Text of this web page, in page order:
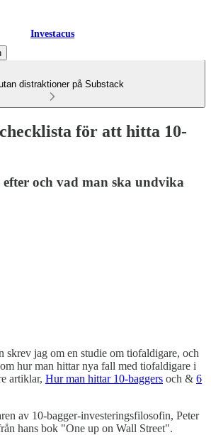
Investacus
distraktioner på Substack
för att hitta 10-
och vad man ska undvika
skrev jag om en studie om tiofaldigare, och
hur man hittar nya fall med tiofaldigare i
artiklar, Hur man hittar 10-baggers och & 6
av 10-bagger-investeringsfilosofin, Peter
hans bok "One up on Wall Street".